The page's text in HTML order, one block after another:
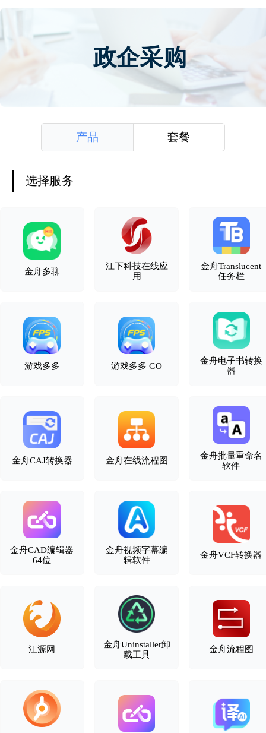
政企采购
产品 套餐
选择服务
金舟多聊
江下科技在线应
用
金舟Translucent
任务栏
游戏多多 游戏多多 GO
金舟电子书转换
器
金舟CAJ转换器 金舟在线流程图
金舟批量重命名
软件
金舟CAD编辑器
64位
金舟视频字幕编
辑软件
金舟VCF转换器
江源网
金舟Uninstaller卸
载工具
金舟流程图